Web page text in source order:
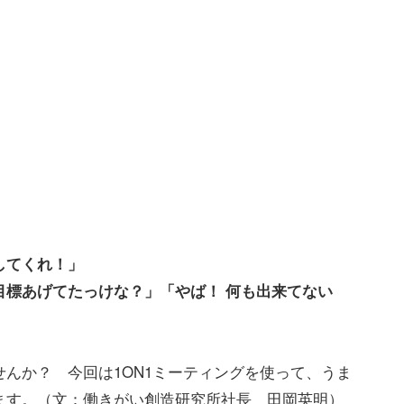
くれ！」
あげてたっけな？」「やば！ 何も出来てない
か？ 今回は1ON1ミーティングを使って、うま
。（文：働きがい創造研究所社長 田岡英明）